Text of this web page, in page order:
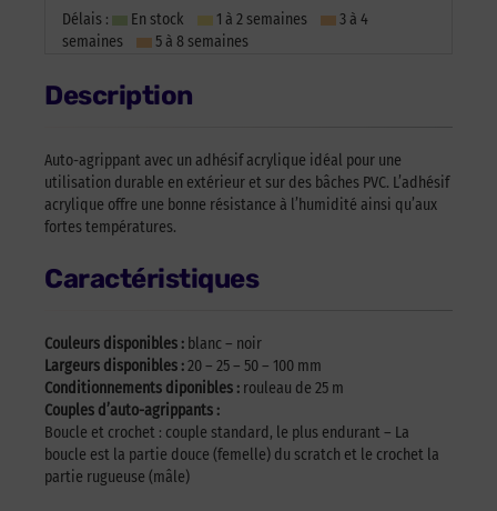
Délais : En stock 1 à 2 semaines
3 à 4
semaines
5 à 8 semaines
Description
Auto-agrippant avec un adhésif acrylique idéal pour une
utilisation durable en extérieur et sur des bâches PVC. L’adhésif
acrylique offre une bonne résistance à l’humidité ainsi qu’aux
fortes températures.
Caractéristiques
Couleurs disponibles : blanc – noir
Largeurs disponibles :20 – 25 – 50 – 100 mm
Conditionnements diponibles : rouleau de 25 m
Couples d’auto-agrippants :
Boucle et crochet : couple standard, le plus endurant – La
boucle est la partie douce (femelle) du scratch et le crochet la
partie rugueuse (mâle)